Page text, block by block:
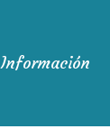
Información